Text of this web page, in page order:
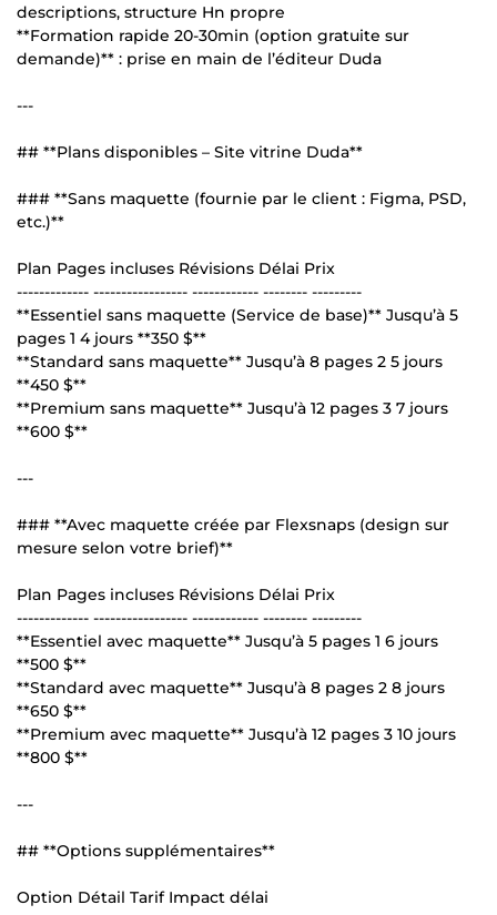
descriptions, structure Hn propre
**Formation rapide 20-30min (option gratuite sur
demande)** : prise en main de l’éditeur Duda
---
## **Plans disponibles – Site vitrine Duda**
### **Sans maquette (fournie par le client : Figma, PSD,
etc.)**
Plan Pages incluses Révisions Délai Prix
------------- ----------------- ------------ -------- ---------
**Essentiel sans maquette (Service de base)** Jusqu’à 5
pages 1 4 jours **350 $**
**Standard sans maquette** Jusqu’à 8 pages 2 5 jours
**450 $**
**Premium sans maquette** Jusqu’à 12 pages 3 7 jours
**600 $**
---
### **Avec maquette créée par Flexsnaps (design sur
mesure selon votre brief)**
Plan Pages incluses Révisions Délai Prix
------------- ----------------- ------------ -------- ---------
**Essentiel avec maquette** Jusqu’à 5 pages 1 6 jours
**500 $**
**Standard avec maquette** Jusqu’à 8 pages 2 8 jours
**650 $**
**Premium avec maquette** Jusqu’à 12 pages 3 10 jours
**800 $**
---
## **Options supplémentaires**
Option Détail Tarif Impact délai